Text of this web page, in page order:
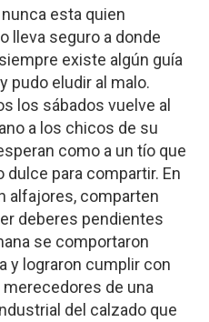
esta quien
lleva seguro a donde
existe algún guía
pudo eludir al malo.
los sábados vuelve al
a los chicos de su
como a un tío que
dulce para compartir. En
alfajores, comparten
deberes pendientes
se comportaron
y lograron cumplir con
merecedores de una
del calzado que